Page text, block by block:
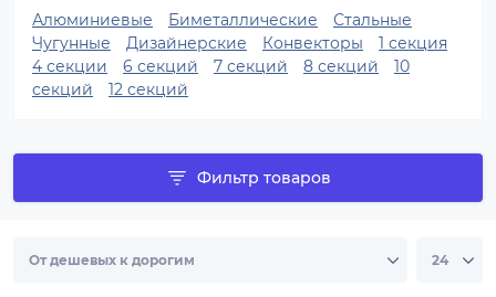
Алюминиевые Биметаллические
Стальные
Чугунные
Дизайнерские Конвекторы
1 секция
4 секции
6 секций 7 секций 8 секций
10
секций
12 секций
Фильтр товаров